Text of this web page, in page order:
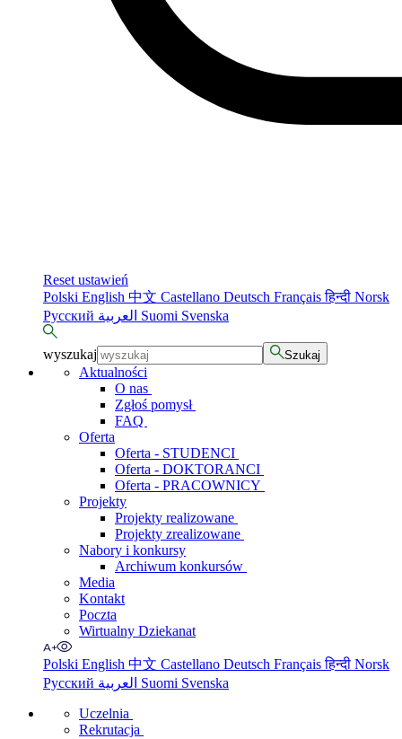
Reset ustawień
Polski English 中文 Castellano Deutsch Françaisहिन्दी Norsk
Русский
Suomi Svenska
wyszukaj Szukaj
Aktualności
O nas
Zgłoś pomysł
FAQ
Oferta
Oferta - STUDENCI
Oferta - DOKTORANCI
Oferta - PRACOWNICY
Projekty
Projekty realizowane
Projekty zrealizowane
Nabory i konkursy
Archiwum konkursów
Media
Kontakt
Poczta
Wirtualny Dziekanat
Polski English 中文 Castellano Deutsch Françaisहिन्दी Norsk
Русский
Suomi Svenska
Uczelnia
Rekrutacja